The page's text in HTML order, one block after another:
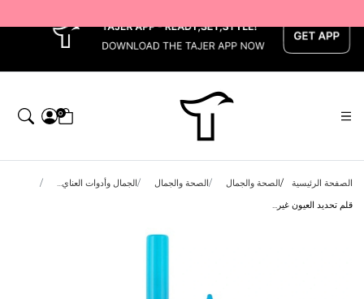
0
الصفحة الرئيسية الصحة والجمال الصحة والجمال
الجمال وأدوات العناي...
قلم تحديد العيون غير...